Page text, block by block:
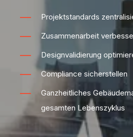
Projektstandards
Zusammenarbeit
Designvalidierung
Compliance sicherstellen
Ganzheitliches
gesamten Lebenszyklus